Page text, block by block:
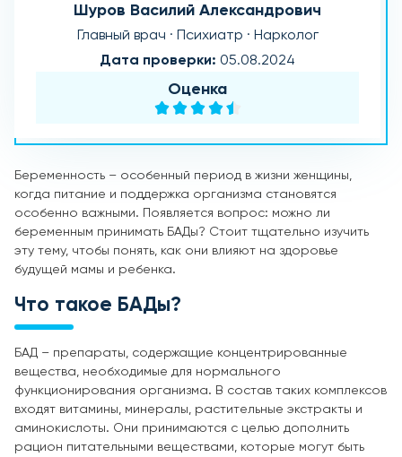
Шуров Василий Александрович
Главный врач · Психиатр · Нарколог
Дата проверки: 05.08.2024
Оценка
Беременность – особенный период в жизни женщины,
когда питание и поддержка организма становятся
особенно важными. Появляется вопрос: можно ли
беременным принимать БАДы? Стоит тщательно изучить
эту тему, чтобы понять, как они влияют на здоровье
будущей мамы и ребенка.
Что такое БАДы?
БАД – препараты, содержащие концентрированные
вещества, необходимые для нормального
функционирования организма. В состав таких комплексов
входят витамины, минералы, растительные экстракты и
аминокислоты. Они принимаются с целью дополнить
рацион питательными веществами, которые могут быть